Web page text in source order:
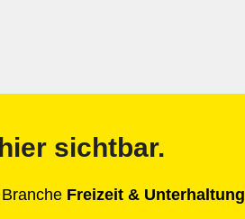
sichtbar.
Freizeit & Unterhaltung